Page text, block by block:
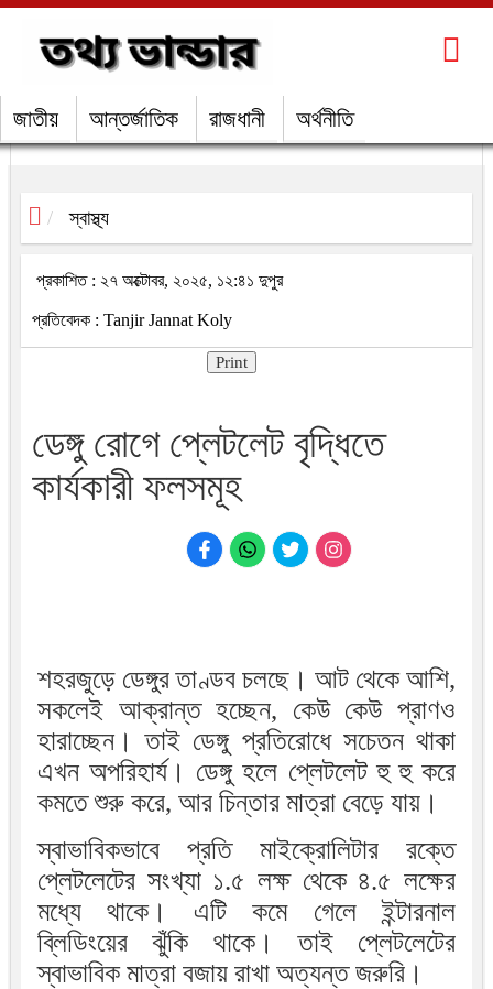
জাতীয় আন্তর্জাতিক রাজধানী অর্থনীতি
স্বাস্থ্য
প্রকাশিত : ২৭ অক্টোবর, ২০২৫, ১২:৪১ দুপুর
প্রতিবেদক : Tanjir Jannat Koly
Print
ডেঙ্গু রোগে প্লেটলেট বৃদ্ধিতে
কার্যকারী ফলসমূহ
শহরজুড়ে ডেঙ্গুর তাণ্ডব চলছে। আট থেকে আশি,
সকলেই আক্রান্ত হচ্ছেন, কেউ কেউ প্রাণও
হারাচ্ছেন। তাই ডেঙ্গু প্রতিরোধে সচেতন থাকা
এখন অপরিহার্য। ডেঙ্গু হলে প্লেটলেট হু হু করে
কমতে শুরু করে, আর চিন্তার মাত্রা বেড়ে যায়।
স্বাভাবিকভাবে প্রতি মাইক্রোলিটার রক্তে
প্লেটলেটের সংখ্যা ১.৫ লক্ষ থেকে ৪.৫ লক্ষের
মধ্যে থাকে। এটি কমে গেলে ইন্টারনাল
ব্লিডিংয়ের ঝুঁকি থাকে। তাই প্লেটলেটের
স্বাভাবিক মাত্রা বজায় রাখা অত্যন্ত জরুরি।